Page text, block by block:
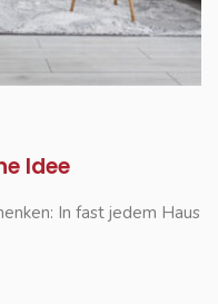
Idee
In fast jedem Haus